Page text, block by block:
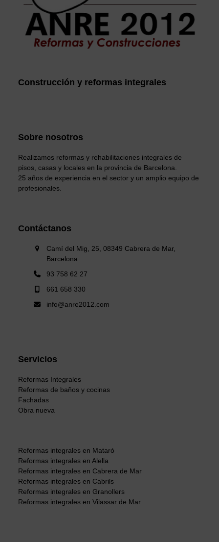
Construcción y reformas integrales
Sobre nosotros
Realizamos reformas y rehabilitaciones integrales de
pisos, casas y locales en la provincia de Barcelona.
25 años de experiencia en el sector y un amplio equipo de
profesionales.
Contáctanos
Camí del Mig, 25, 08349 Cabrera de Mar,
Barcelona
93 758 62 27
661 658 330
info@anre2012.com
Servicios
Reformas Integrales
Reformas de baños y cocinas
Fachadas
Obra nueva
Reformas integrales en Mataró
Reformas integrales en Alella
Reformas integrales en Cabrera de Mar
Reformas integrales en Cabrils
Reformas integrales en Granollers
Reformas integrales en Vilassar de Mar